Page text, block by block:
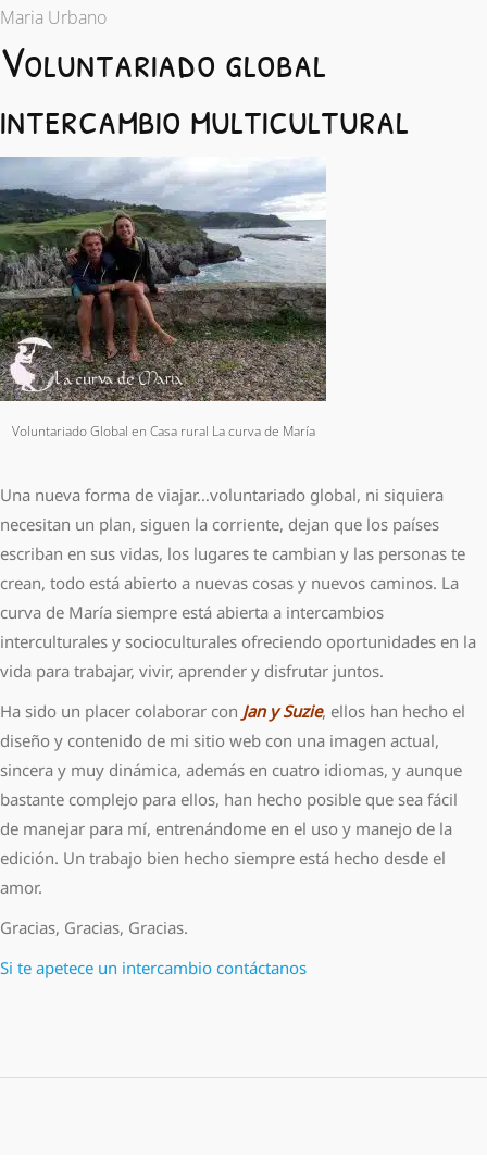
Maria Urbano
Voluntariado global
intercambio multicultural
Voluntariado Global en Casa rural La curva de María
Una nueva forma de viajar…voluntariado global, ni siquiera
necesitan un plan, siguen la corriente, dejan que los países
escriban en sus vidas, los lugares te cambian y las personas te
crean, todo está abierto a nuevas cosas y nuevos caminos. La
curva de María siempre está abierta a intercambios
interculturales y socioculturales ofreciendo oportunidades en la
vida para trabajar, vivir, aprender y disfrutar juntos.
Ha sido un placer colaborar con Jan y Suzie, ellos han hecho el
diseño y contenido de mi sitio web con una imagen actual,
sincera y muy dinámica, además en cuatro idiomas, y aunque
bastante complejo para ellos, han hecho posible que sea fácil
de manejar para mí, entrenándome en el uso y manejo de la
edición. Un trabajo bien hecho siempre está hecho desde el
amor.
Gracias, Gracias, Gracias.
Si te apetece un intercambio contáctanos